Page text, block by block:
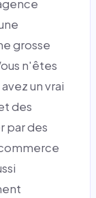
grosse
n'êtes
un vrai
des
par des